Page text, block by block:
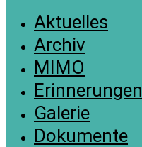
Aktuelles
Archiv
MIMO
Erinnerungen
Galerie
Dokumente